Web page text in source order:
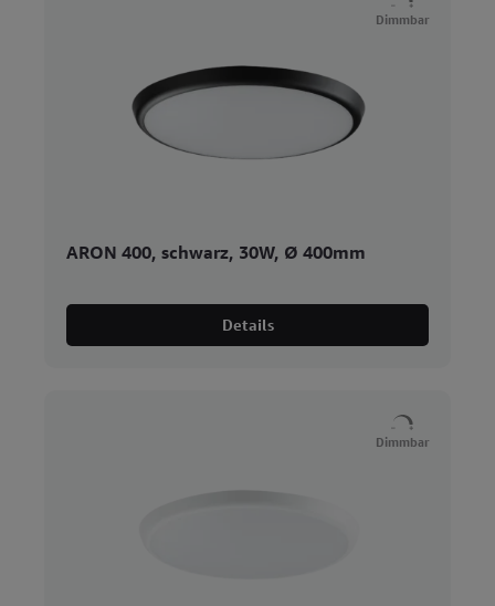
Dimmbar
ARON 400, schwarz, 30W, Ø 400mm
Details
Dimmbar